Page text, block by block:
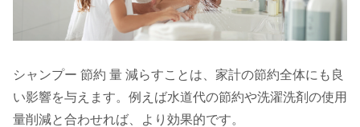
シャンプー 節約 量 減らすことは、家計の節約全体にも良
い影響を与えます。例えば水道代の節約や洗濯洗剤の使用
量削減と合わせれば、より効果的です。